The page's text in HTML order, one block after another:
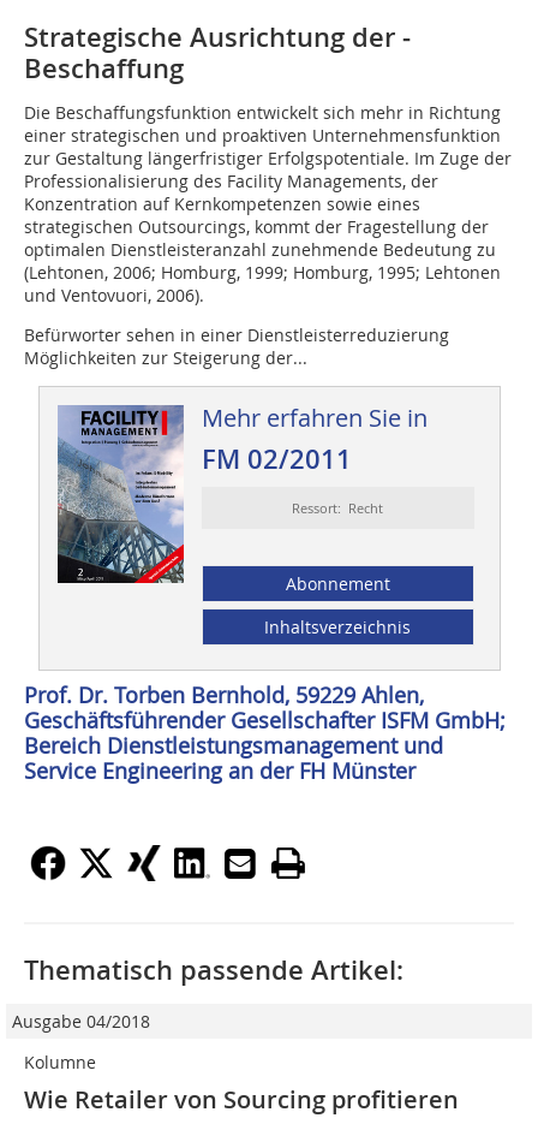
Strategische Ausrichtung der ­
Beschaffung
Die Beschaffungsfunktion entwickelt sich mehr in Richtung
einer strategischen und proaktiven Unternehmensfunktion
zur Gestaltung längerfristiger Erfolgspotentiale. Im Zuge der
Professionalisierung des Facility Managements, der
Konzentration auf Kernkompetenzen sowie eines
strategischen Outsourcings, kommt der Fragestellung der
optimalen Dienstleisteranzahl zunehmende Bedeutung zu
(Lehtonen, 2006; Homburg, 1999; Homburg, 1995; Lehtonen
und Ventovuori, 2006).
Befürworter sehen in einer Dienstleisterreduzierung
Möglichkeiten zur Steigerung der...
Mehr erfahren Sie in
FM 02/2011
Ressort: Recht
Abonnement
Inhaltsverzeichnis
Prof. Dr. Torben Bernhold, 59229 Ahlen,
Geschäftsführender Gesellschafter ISFM GmbH;
Bereich Dienstleistungsmanagement und
Service Engineering an der FH Münster
Thematisch passende Artikel:
Ausgabe 04/2018
Kolumne
Wie Retailer von Sourcing profitieren